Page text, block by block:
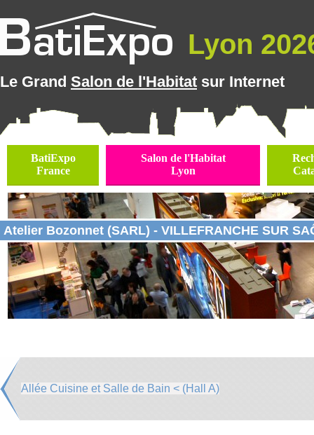
Lyon
Le Grand Salon de l'Habitat sur Internet
BatiExpo
France
Salon de l'Habitat
Lyon
Atelier Bozonnet (SARL) - VILLEFRANCHE SUR
Allée Cuisine et Salle de Bain < (Hall A)